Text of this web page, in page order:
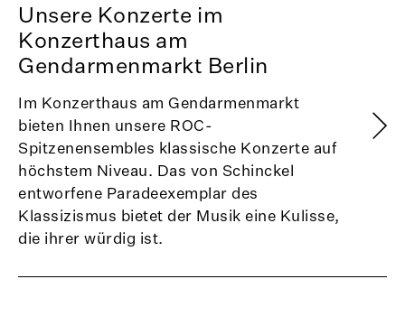
Unsere Konzerte im
Konzerthaus am
Gendarmenmarkt Berlin
Im Konzerthaus am Gendarmenmarkt
bieten Ihnen unsere ROC-
Spitzenensembles klassische Konzerte auf
höchstem Niveau. Das von Schinckel
entworfene Paradeexemplar des
Klassizismus bietet der Musik eine Kulisse,
die ihrer würdig ist.